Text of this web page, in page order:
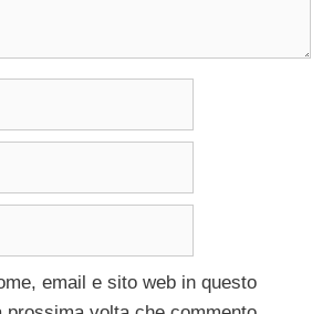
email e sito web in questo